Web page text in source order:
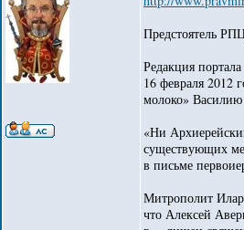
Предстоятель
Редакция
16 февраля 2012
молоко» Василию
«Ни
существующих
в письме
Митрополит
что Алексей